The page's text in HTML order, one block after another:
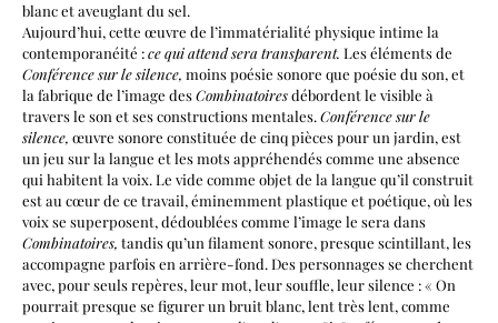
blanc et aveuglant du sel.
Aujourd’hui, cette œuvre de l’immatérialité physique intime la
contemporanéité :ce qui attend sera transparent. Les éléments de
Conférence sur le silence, moins poésie sonore que poésie du son, et
la fabrique de l’image desCombinatoiresdébordent le visible à
travers le son et ses constructions mentales. Conférence sur le
silence, œuvre sonore constituée de cinq pièces pour un jardin, est
un jeu sur la langue et les mots appréhendés comme une absence
qui habitent la voix. Le vide comme objet de la langue qu’il construit
est au cœur de ce travail, éminemment plastique et poétique, où les
voix se superposent, dédoublées comme l’image le sera dans
Combinatoires, tandis qu’un filament sonore, presque scintillant, les
accompagne parfois en arrière-fond. Des personnages se cherchent
avec, pour seuls repères, leur mot, leur souffle, leur silence : « On
pourrait presque se figurer un bruit blanc, lent très lent, comme